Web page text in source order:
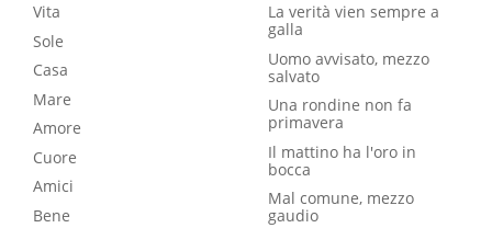
Vita
Sole
Casa
Mare
Amore
Cuore
Amici
Bene
La verità vien sempre a
galla
Uomo avvisato, mezzo
salvato
Una rondine non fa
primavera
Il mattino ha l'oro in
bocca
Mal comune, mezzo
gaudio